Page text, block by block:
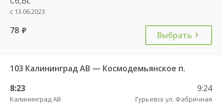
с 13.06.2023
78 руб. Выбрать
103 Калининград АВ — Космодемьянское п.
8:23
Калининград АВ
9:24
Гурьевск ул. Фабричная